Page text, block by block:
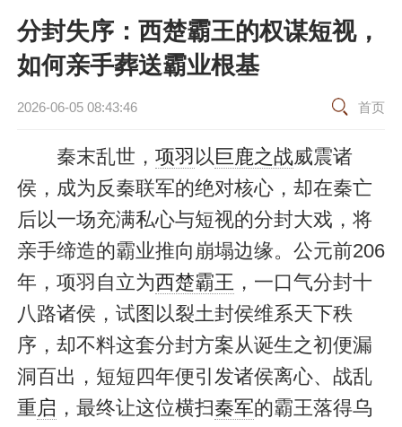
分封失序：西楚霸王的权谋短视，
如何亲手葬送霸业根基
2026-06-05 08:43:46 首页
秦末乱世， 项羽以巨鹿之战威震诸
侯，成为反秦联军的绝对核心，却在秦亡
后以一场充满私心与短视的分封大戏，将
亲手缔造的霸业推向崩塌边缘。公元前206
年，项羽自立为西楚霸王 ，一口气分封十
八路诸侯，试图以裂土封侯维系天下秩
序，却不料这套分封方案从诞生之初便漏
洞百出，短短四年便引发诸侯离心、战乱
重启 ，最终让这位横扫秦军的霸王落得乌